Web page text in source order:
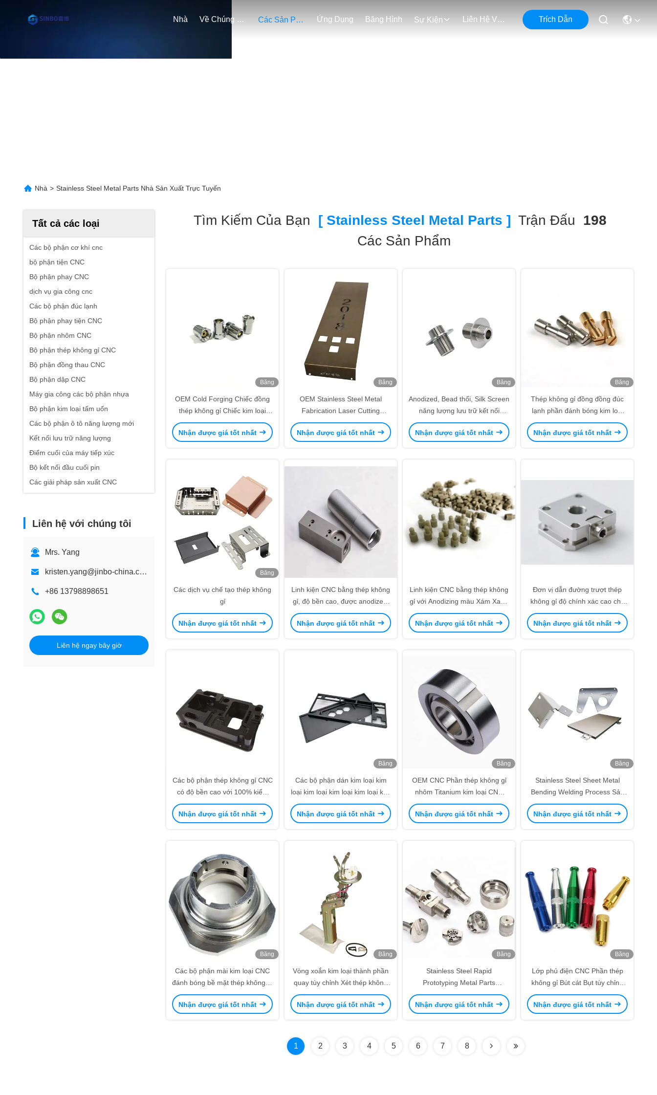
Nhà Về Chúng Tôi Các Sản Phẩm Ứng Dụng Băng Hình Sự Kiện Liên Hệ Với Chúng Tôi Trích Dẫn
Nhà > Stainless Steel Metal Parts Nhà Sản Xuất Trực Tuyến
Tất cả các loại
Các bộ phận cơ khí cnc
bộ phận tiện CNC
Bộ phận phay CNC
dịch vụ gia công cnc
Các bộ phận đúc lạnh
Bộ phận phay tiện CNC
Bộ phận nhôm CNC
Bộ phận thép không gỉ CNC
Bộ phận đồng thau CNC
Bộ phận dập CNC
Máy gia công các bộ phận nhựa
Bộ phận kim loại tấm uốn
Các bộ phận ô tô năng lượng mới
Kết nối lưu trữ năng lượng
Điểm cuối của máy tiếp xúc
Bộ kết nối đầu cuối pin
Các giải pháp sản xuất CNC
Liên hệ với chúng tôi
Mrs. Yang
kristen.yang@jinbo-china.com
+86 13798898651
Liên hệ ngay bây giờ
Tìm Kiếm Của Bạn [ Stainless Steel Metal Parts ] Trận Đấu 198
Các Sản Phẩm
Băng
OEM Cold Forging Chiếc đồng
thép không gỉ Chiếc kim loại
được chứng nhận ISO9001
Nhận được giá tốt nhất
Băng
OEM Stainless Steel Metal
Fabrication Laser Cutting
Stamping Bending Services Các
bộ phận
Nhận được giá tốt nhất
Băng
Anodized, Bead thổi, Silk Screen
năng lượng lưu trữ kết nối
Stainless Steel kim loại vít tay
áo
Nhận được giá tốt nhất
Băng
Thép không gỉ đồng đồng đúc
lạnh phần đánh bóng kim loại
phần gia công
Nhận được giá tốt nhất
Băng
Các dịch vụ chế tạo thép không
gỉ
Nhận được giá tốt nhất
Linh kiện CNC bằng thép không
gỉ, độ bền cao, được anodized,
gia công
Nhận được giá tốt nhất
Linh kiện CNC bằng thép không
gỉ với Anodizing màu Xám Xanh
Đen Cam
Nhận được giá tốt nhất
Đơn vị dẫn đường trượt thép
không gỉ độ chính xác cao cho
hệ thống chuyển động tuyến
tính đường sắt cho tự động hóa
Nhận được giá tốt nhất
Các bộ phận thép không gỉ CNC
có độ bền cao với 100% kiểm
tra
Nhận được giá tốt nhất
Băng
Các bộ phận dán kim loại kim
loại kim loại kim loại kim loại kim
loại kim loại kim loại kim loại kim
loại không gỉ
Nhận được giá tốt nhất
Băng
OEM CNC Phần thép không gỉ
nhôm Titanium kim loại CNC
Phần gia công IATF16949
Nhận được giá tốt nhất
Băng
Stainless Steel Sheet Metal
Bending Welding Process Sản
phẩm chế tạo Phần
Nhận được giá tốt nhất
Băng
Các bộ phận mài kim loại CNC
đánh bóng bề mặt thép không gỉ
CNC
Nhận được giá tốt nhất
Băng
Vòng xoắn kim loại thành phần
quay tùy chỉnh Xét thép không
gỉ CNC
Nhận được giá tốt nhất
Băng
Stainless Steel Rapid
Prototyping Metal Parts
Aluminum CNC Machined
Components Stainless Steel
Components Stainless Steel
Nhận được giá tốt nhất
Băng
Lớp phủ điện CNC Phần thép
không gỉ Bút cát Bụt tùy chỉnh
CNC Phần kim loại
Nhận được giá tốt nhất
1 2 3 4 5 6 7 8